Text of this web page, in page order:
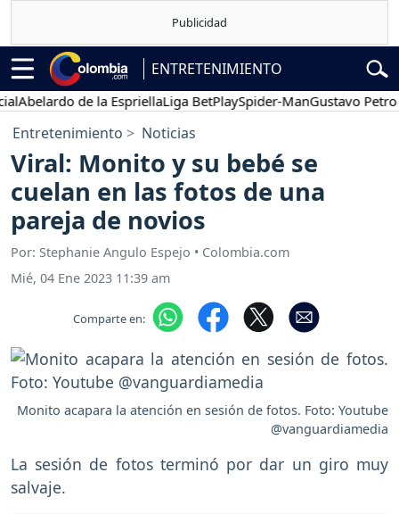
ENTRETENIMIENTO
de la EspriellaLiga BetPlaySpider-ManGustavo Petro
Entretenimiento Noticias
Viral: Monito y su bebé se
cuelan en las fotos de una
pareja de novios
Por: Stephanie Angulo Espejo • Colombia.com
Mié, 04 Ene 2023 11:39 am
Comparte en:
Monito acapara la atención en sesión de fotos. Foto: Youtube
@vanguardiamedia
La sesión de fotos terminó por dar un giro muy
salvaje.